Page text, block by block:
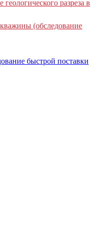
разреза в
(обследование
быстрой поставки